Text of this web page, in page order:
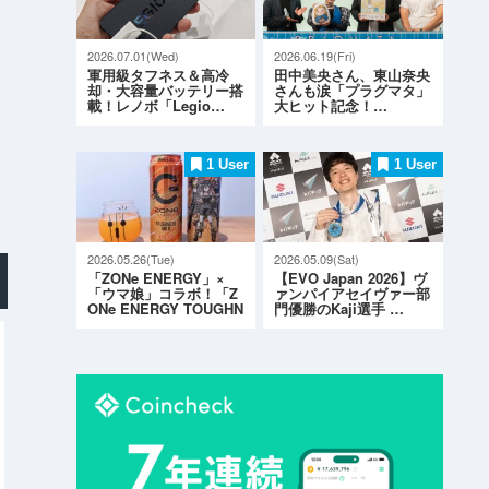
2026.07.01(Wed)
軍用級タフネス＆高冷
却・大容量バッテリー搭
載！レノボ「Legio…
2026.06.19(Fri)
田中美央さん、東山奈央
さんも涙「プラグマタ」
大ヒット記念！…
1 User
2026.05.26(Tue)
「ZONe ENERGY」×
「ウマ娘」コラボ！「Z
ONe ENERGY TOUGHN
1 User
2026.05.09(Sat)
【EVO Japan 2026】ヴ
ァンパイアセイヴァー部
門優勝のKaji選手 …